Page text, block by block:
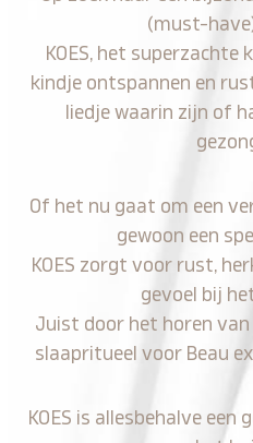
(must-
KOES, het
kindje ontspannen en
liedje waarin zijn of
Of het nu gaat om een
gewoon een
KOES zorgt voor rust,
gevoel bij
Juist door het horen
slaapritueel voor Beau
KOES is allesbehalve een